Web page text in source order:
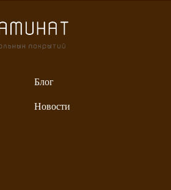
Блог
Новости